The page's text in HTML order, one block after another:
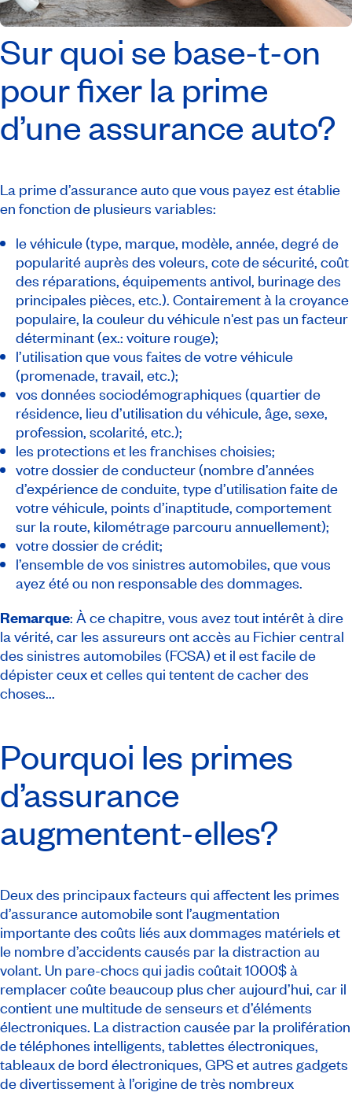
Sur quoi se base-t-on
pour fixer la prime
d’une assurance auto?
La prime d’assurance auto que vous payez est établie
en fonction de plusieurs variables:
le véhicule (type, marque, modèle, année, degré de
popularité auprès des voleurs, cote de sécurité, coût
des réparations, équipements antivol, burinage des
principales pièces, etc.). Contairement à la croyance
populaire, la couleur du véhicule n'est pas un facteur
déterminant (ex.: voiture rouge);
l’utilisation que vous faites de votre véhicule
(promenade, travail, etc.);
vos données sociodémographiques (quartier de
résidence, lieu d’utilisation du véhicule, âge, sexe,
profession, scolarité, etc.);
les protections et les franchises choisies;
votre dossier de conducteur (nombre d’années
d’expérience de conduite, type d’utilisation faite de
votre véhicule, points d’inaptitude, comportement
sur la route, kilométrage parcouru annuellement);
votre dossier de crédit;
l’ensemble de vos sinistres automobiles, que vous
ayez été ou non responsable des dommages.
Remarque: À ce chapitre, vous avez tout intérêt à dire
la vérité, car les assureurs ont accès au Fichier central
des sinistres automobiles (FCSA) et il est facile de
dépister ceux et celles qui tentent de cacher des
choses...
Pourquoi les primes
d’assurance
augmentent-elles?
Deux des principaux facteurs qui affectent les primes
d’assurance automobile sont l’augmentation
importante des coûts liés aux dommages matériels et
le nombre d’accidents causés par la distraction au
volant. Un pare-chocs qui jadis coûtait 1000$ à
remplacer coûte beaucoup plus cher aujourd’hui, car il
contient une multitude de senseurs et d’éléments
électroniques. La distraction causée par la prolifération
de téléphones intelligents, tablettes électroniques,
tableaux de bord électroniques, GPS et autres gadgets
de divertissement à l’origine de très nombreux